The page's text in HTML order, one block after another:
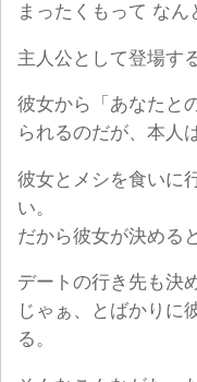
まったくもって なん
主人公として登場す
彼女から「あなたと
られるのだが、本人
彼女とメシを食いに
い。
だから彼女が決める
デートの行き先も決
じゃぁ、とばかりに
る。